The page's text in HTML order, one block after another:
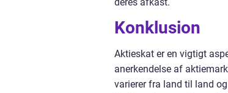
Konklusion
Aktieskat er en vigtigt
anerkendelse af
varierer fra land til land